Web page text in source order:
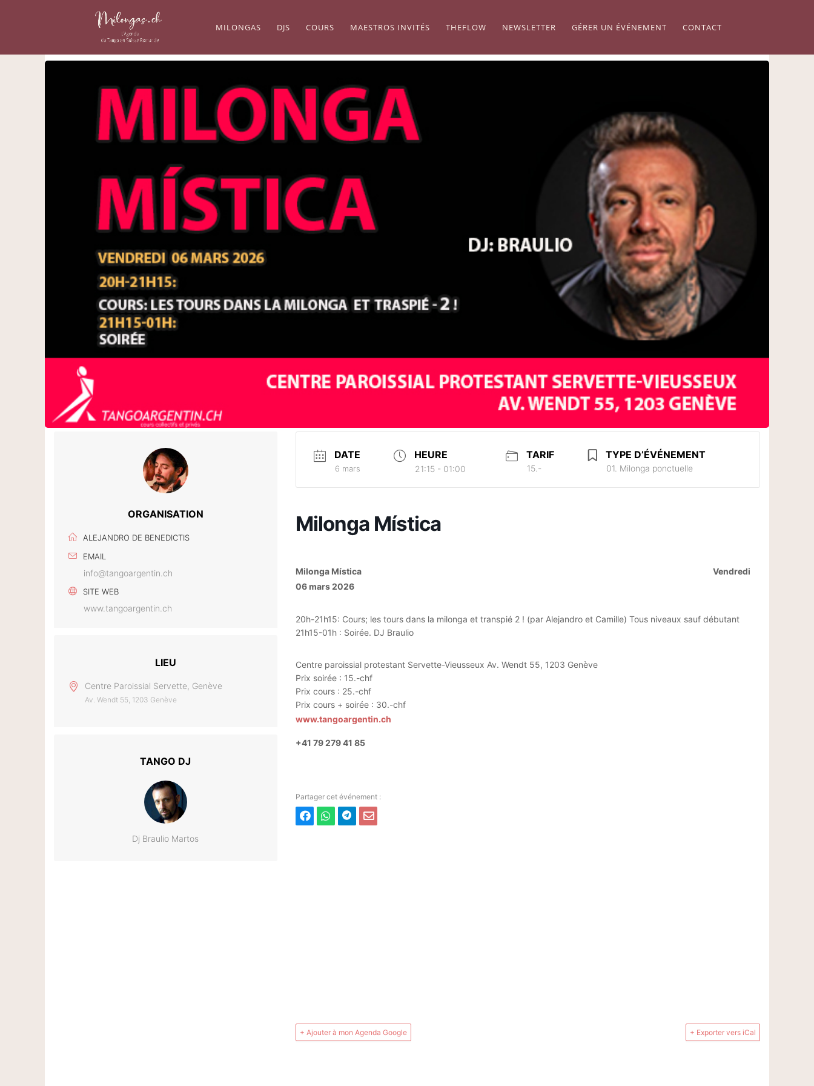
MILONGAS DJS COURS MAESTROS INVITÉS THEFLOW NEWSLETTER GÉRER UN ÉVÉNEMENT CONTACT
ORGANISATION
ALEJANDRO DE BENEDICTIS
EMAIL
info@tangoargentin.ch
SITE WEB
www.tangoargentin.ch
LIEU
Centre Paroissial Servette, Genève
Av. Wendt 55, 1203 Genève
TANGO DJ
Dj Braulio Martos
DATE
6 mars
HEURE
21:15 - 01:00
TARIF
15.-
TYPE D’ÉVÉNEMENT
01. Milonga ponctuelle
Milonga Mística
Milonga Mística
Vendredi
06 mars 2026
20h-21h15: Cours; les tours dans la milonga et transpié 2 ! (par Alejandro et Camille) Tous niveaux sauf débutant
21h15-01h : Soirée. DJ Braulio
Centre paroissial protestant Servette-Vieusseux Av. Wendt 55, 1203 Genève
Prix soirée : 15.-chf
Prix cours : 25.-chf
Prix cours + soirée : 30.-chf
www.tangoargentin.ch
+41 79 279 41 85
+ Ajouter à mon Agenda Google + Exporter vers iCal